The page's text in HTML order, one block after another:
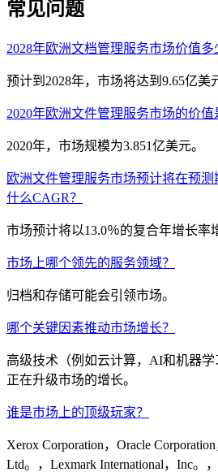
常见问题
2028年欧洲文档管理服务市场价值多
预计到2028年，市场将达到9.65亿美
2020年欧洲文件管理服务市场的价值
2020年，市场规模为3.851亿美元。
欧洲文件管理服务市场预计将在预测
什么CAGR？
市场预计将以13.0％的复合年增长率
市场上哪个领先的服务领域？
归档和存储可能会引领市场。
哪个关键因素推动市场增长？
高级技术（例如云计算，AI和机器学
正在升级市场的增长。
谁是市场上的顶级玩家？
Xerox Corporation，Oracle Corporation
Ltd。，Lexmark International，Inc。